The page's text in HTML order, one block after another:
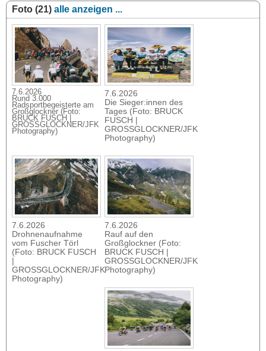
Foto (21) alle anzeigen ...
7.6.2026
Rund 3.000
Radsportbegeisterte am
Großglockner (Foto:
BRUCK FUSCH |
GROSSGLOCKNER/JFK
Photography)
7.6.2026
Die Sieger:innen des
Tages (Foto: BRUCK
FUSCH |
GROSSGLOCKNER/JFK
Photography)
7.6.2026
Drohnenaufnahme
vom Fuscher Törl
(Foto: BRUCK FUSCH
|
GROSSGLOCKNER/JFK
Photography)
7.6.2026
Rauf auf den
Großglockner (Foto:
BRUCK FUSCH |
GROSSGLOCKNER/JFK
Photography)